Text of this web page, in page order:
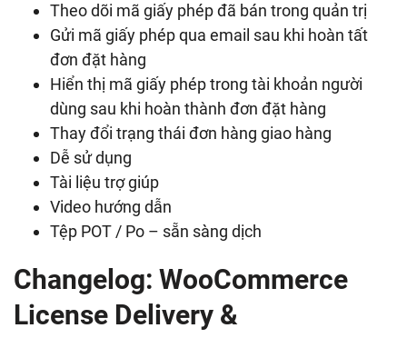
Theo dõi mã giấy phép đã bán trong quản trị
Gửi mã giấy phép qua email sau khi hoàn tất
đơn đặt hàng
Hiển thị mã giấy phép trong tài khoản người
dùng sau khi hoàn thành đơn đặt hàng
Thay đổi trạng thái đơn hàng giao hàng
Dễ sử dụng
Tài liệu trợ giúp
Video hướng dẫn
Tệp POT / Po – sẵn sàng dịch
Changelog: WooCommerce
License Delivery &